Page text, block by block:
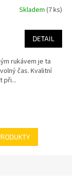
Skladem (7 ks)
DETAIL
rukávem je ta
čas. Kvalitní
při...